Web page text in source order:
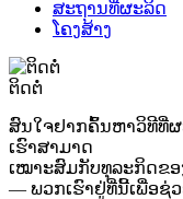
ສະຖານທີ່ຜະລິດ
ໂຄງສ້າງ
ຕິດຕໍ່
ສົນໃຈຢາກຄົ້ນຫາວິທີທີ່
ເຮົາສາມາດ
ເໝາະສົມກັບທຸລະກິດຂອ
— ພວກເຮົາຢູ່ທີ່ນີ້ເພື່ອຊ່